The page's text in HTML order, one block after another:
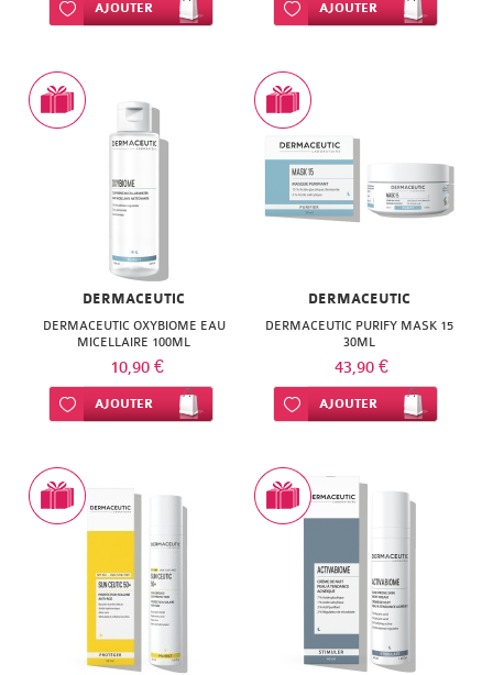
Ajouter à ma liste d’envie
AJOUTER Ajouter à ma liste d’envie
AJOUTER
DERMACEUTIC
DERMACEUTIC OXYBIOME EAU
MICELLAIRE 100ML
10,90 €
Ajouter à ma liste d’envie
AJOUTER
DERMACEUTIC
DERMACEUTIC PURIFY MASK 15
30ML
43,90 €
Ajouter à ma liste d’envie
AJOUTER